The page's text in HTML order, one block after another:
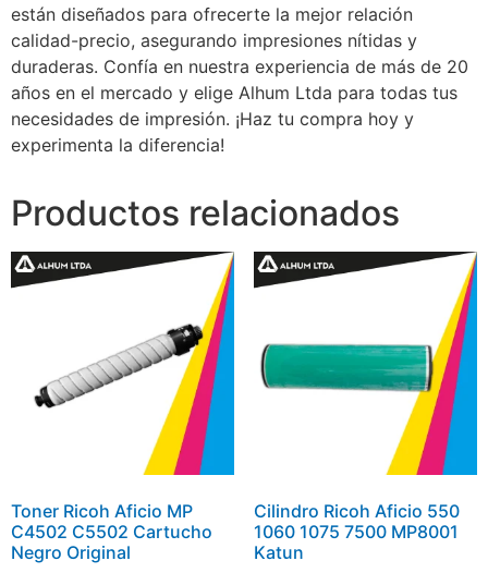
están diseñados para ofrecerte la mejor relación
calidad-precio, asegurando impresiones nítidas y
duraderas. Confía en nuestra experiencia de más de 20
años en el mercado y elige Alhum Ltda para todas tus
necesidades de impresión. ¡Haz tu compra hoy y
experimenta la diferencia!
Productos relacionados
Toner Ricoh Aficio MP
C4502 C5502 Cartucho
Negro Original
Cilindro Ricoh Aficio 550
1060 1075 7500 MP8001
Katun